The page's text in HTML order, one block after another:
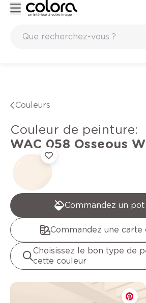
Couleurs
Couleur de peinture:
WAC 058 Osseous
Commandez un pot
Commandez une carte
Choisissez le bon type de
cette couleur